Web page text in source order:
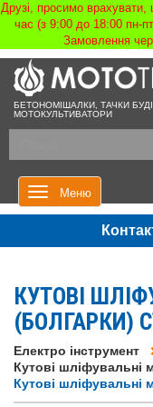
Друзі, просимо
час (з 9:00 до 18:00 пн-
Замовлення
БЕТОНОМІШАЛКИ, ТАЧКИ
МОТОКУЛЬТИВАТОРИ
Меню
КУТОВІ
(БОЛГАРКИ)
Електро інструмент
Кутові шліфувальні
Кутові